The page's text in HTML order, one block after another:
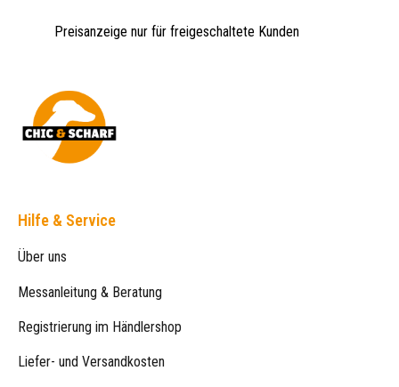
Preisanzeige nur für freigeschaltete Kunden
Hilfe & Service
Über uns
Messanleitung & Beratung
Registrierung im Händlershop
Liefer- und Versandkosten